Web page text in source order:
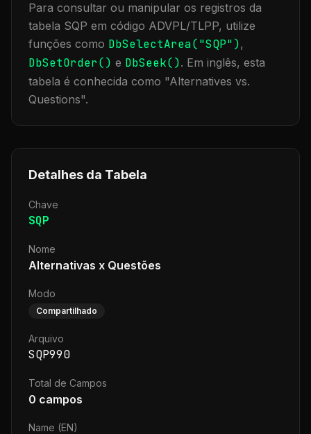
Para consultar ou manipular os registros da
tabela SQP em código ADVPL/TLPP, utilize
funções como DbSelectArea("SQP"),
DbSetOrder() e DbSeek(). Em inglês, esta
tabela é conhecida como "Alternatives vs.
Questions".
Detalhes da Tabela
Chave
SQP
Nome
Alternativas x Questões
Modo
Compartilhado
Arquivo
SQP990
Total de Campos
0 campos
Name (EN)